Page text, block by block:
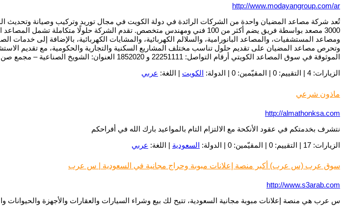
http://www.modayangroup.com/ar
3000 مصعد بواسطة فريق يضم أكثر من 100 فني ومهندس متخصص. تقدم الشركة حلولًا
ومصاعد المستشفيات، والمصاعد البانورامية، والسلالم الكهربائية، والمشايات الكهربائية، بالإضافة إلى خدمات
وتحرص مصاعد المضيان على تقديم حلول تناسب مختلف المشاريع السكنية والتجارية والحكومية، مع تقديم
الموثوقة في سوق المصاعد الكويتي أرقام التواصل: 22251111 و 1852020 العنوان: الشويخ الصناعية – مجمع صن سيتي – الكويت.
الزيارات: 4 | التقييم: 0 | المقيّمين: 0 | الدولة:
الكويت | اللغة: عربي
ماذون شرعي
http://almathonksa.com
نتشرف بخدمتكم في عقود الأنكحة مع الالتزام التام بالمواعيد بارك الله في أفراحكم
الزيارات: 17 | التقييم: 0 | المقيّمين: 0 | الدولة:
السعودية | اللغة: عربي
سوق عرب (س عرب) أكبر منصة إعلانات مبوبة وحراج مجانية في السعودية | س عرب
http://www.s3arab.com
س عرب هي منصة إعلانات مبوبة مجانية السعودية، تتيح لك بيع وشراء السيارات والعقارات والأجهزة والحيوانات